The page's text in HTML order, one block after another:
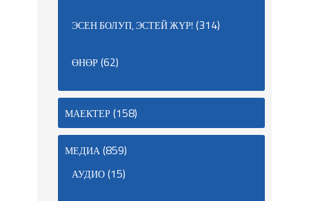
ЭСЕН БОЛУП, ЭСТЕЙ ЖҮР! (314)
ӨНӨР(62)
МАЕКТЕР(158)
МЕДИА(859)
АУДИО(15)